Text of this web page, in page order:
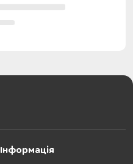
Інформація